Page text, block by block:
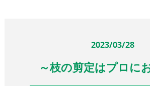
2023/03/28
～枝の剪定はプロに